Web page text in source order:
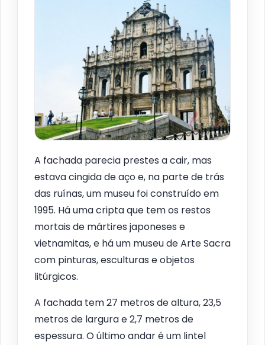
A fachada parecia prestes a cair, mas
estava cingida de aço e, na parte de trás
das ruínas, um museu foi construído em
1995. Há uma cripta que tem os restos
mortais de mártires japoneses e
vietnamitas, e há um museu de Arte Sacra
com pinturas, esculturas e objetos
litúrgicos.
A fachada tem 27 metros de altura, 23,5
metros de largura e 2,7 metros de
espessura. O último andar é um lintel